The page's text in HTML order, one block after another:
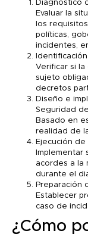
Diagnóstico
Evaluar la
los
políticas,
incidentes,
Verificar si la
sujeto
decretos
Diseño e
Seguridad
Basado en
realidad de
Ejecución
Implementar
acordes a la
durante el
Preparación
Establecer
caso de
¿Cómo